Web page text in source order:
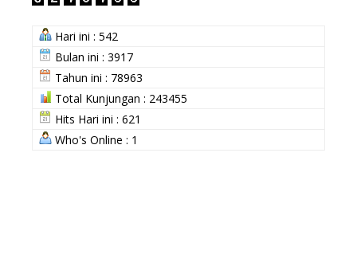
Hari ini : 542
Bulan ini : 3917
Tahun ini : 78963
Total Kunjungan : 243455
Hits Hari ini : 621
Who's Online : 1